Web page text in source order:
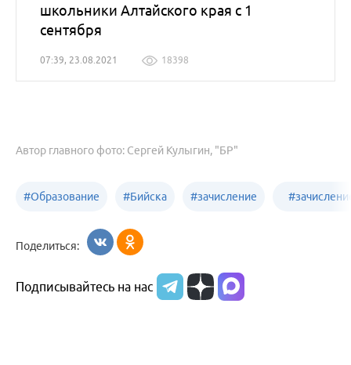
школьники Алтайского края с 1
сентября
07:39, 23.08.2021 18398
Автор главного фото: Сергей Кулыгин, "БР"
#Образование #Бийска #зачисление #
Поделиться:
Подписывайтесь на нас